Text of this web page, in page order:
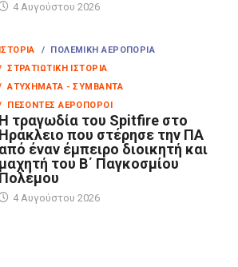
4 Αυγούστου 2026
ΙΣΤΟΡΊΑ
/ ΠΟΛΕΜΙΚΉ ΑΕΡΟΠΟΡΊΑ
ΣΤΡΑΤΙΩΤΙΚΉ ΙΣΤΟΡΊΑ
ΑΤΥΧΉΜΑΤΑ - ΣΥΜΒΆΝΤΑ
ΠΕΣΌΝΤΕΣ ΑΕΡΟΠΌΡΟΙ
Η τραγωδία του Spitfire στο
Ηράκλειο που στέρησε την ΠΑ
από έναν έμπειρο διοικητή και
μαχητή του Β΄ Παγκοσμίου
Πολέμου
4 Αυγούστου 2026